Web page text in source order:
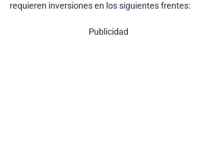
requieren inversiones en los siguientes frentes:
Publicidad